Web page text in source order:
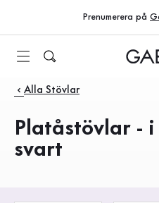
Till innehållsförteckning
Till huvudnavigation
Prenumerera på
Produkter
Alla Stövlar
Platåstövlar -
svart